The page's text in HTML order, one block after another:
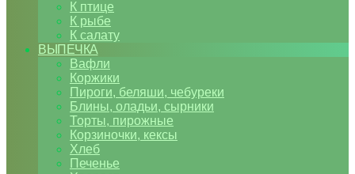
К птице
К рыбе
К салату
ВЫПЕЧКА
Вафли
Коржики
Пироги, беляши, чебуреки
Блины, оладьи, сырники
Торты, пирожные
Корзиночки, кексы
Хлеб
Печенье